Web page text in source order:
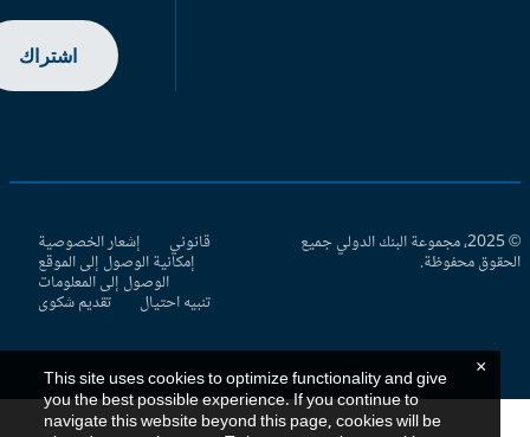
اشتراك
© 2025، مجموعة البنك الدولي جميع
محفوظة.
قانوني إشعار الخصوصية
إمكانية الوصول إلى الموقع
الوصول إلى المعلومات
تنبيه احتيال تقديم شكوى
This site uses cookies to optimize functionality and give
you the best possible experience. If you continue to
navigate this website beyond this page, cookies will be